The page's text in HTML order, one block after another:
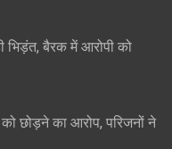
भिड़ंत, बैरक में आरोपी को
को छोड़ने का आरोप, परिजनों ने